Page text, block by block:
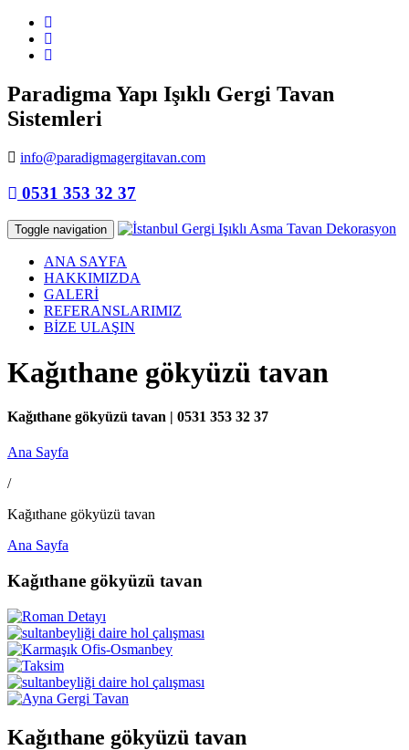
Paradigma Yapı Işıklı Gergi Tavan
Sistemleri
info@paradigmagergitavan.com
0531 353 32 37
Toggle navigation
ANA SAYFA
HAKKIMIZDA
GALERİ
REFERANSLARIMIZ
BİZE ULAŞIN
Kağıthane gökyüzü tavan
Kağıthane gökyüzü tavan | 0531 353 32 37
Ana Sayfa
/
Kağıthane gökyüzü tavan
Ana Sayfa
Kağıthane gökyüzü tavan
Kağıthane gökyüzü tavan